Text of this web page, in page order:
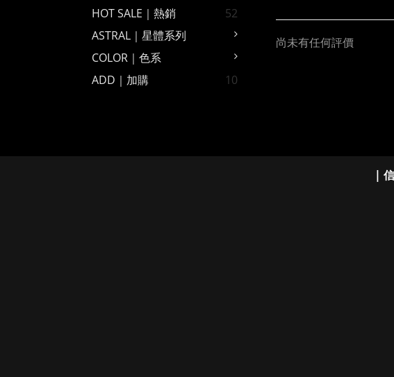
HOT SALE｜熱銷
52
ASTRAL｜星體系列
COLOR｜色系
ADD｜加購
10
尚未有任何評價
|